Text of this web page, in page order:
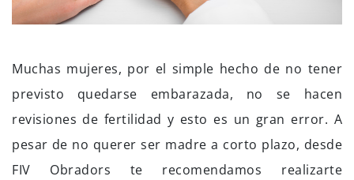
Muchas mujeres, por el simple hecho de no tener
previsto quedarse embarazada, no se hacen
revisiones de fertilidad y esto es un gran error. A
pesar de no querer ser madre a corto plazo, desde
FIV Obradors te recomendamos realizarte